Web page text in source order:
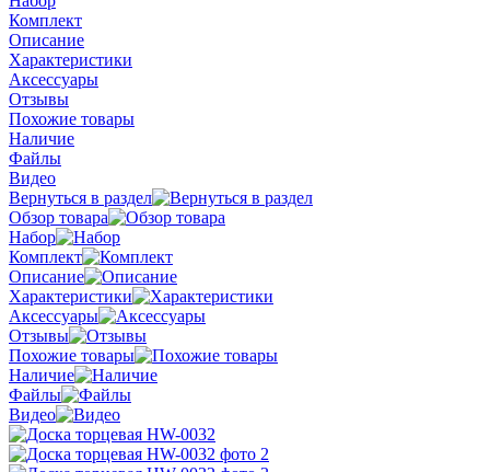
Комплект
Описание
Характеристики
Аксессуары
Отзывы
Похожие товары
Наличие
Файлы
Видео
Вернуться в раздел
Обзор товара
Набор
Комплект
Описание
Характеристики
Аксессуары
Отзывы
Похожие товары
Наличие
Файлы
Видео